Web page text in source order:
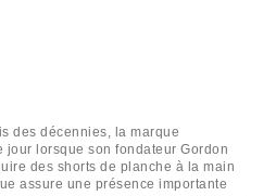
des décennies, la marque
lorsque son fondateur Gordon
des shorts de planche à la main
assure une présence importante